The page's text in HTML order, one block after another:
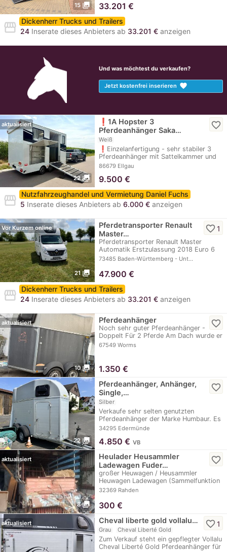
15 photo_library 33.201 €
storefront
Dickenherr Trucks und Trailers
24 Inserate dieses Anbieters ab 33.201 € anzeigen
Und was möchtest du verkaufen?
Jetzt kostenfrei inserieren favorite
22 photo_library
aktualisiert
❗️1A Hopster 3
Pferdeanhänger Saka…
Weiß
❗️Einzelanfertigung - sehr stabiler 3
Pferdeanhänger mit Sattelkammer und
Platz für…
86679 Ellgau
favorite_border
9.500 €
storefront
Nutzfahrzeughandel und Vermietung Daniel Fuchs
5 Inserate dieses Anbieters ab 6.000 € anzeigen
21 photo_library
Vor Kurzem online
Pferdetransporter Renault
Master…
Pferdetransporter Renault Master
Automatik Erstzulassung 2018 Euro 6
Norm Nur…
73485 Baden-Württemberg - Unt…
favorite_border1
47.900 €
storefront
Dickenherr Trucks und Trailers
24 Inserate dieses Anbieters ab 33.201 € anzeigen
10 photo_library
aktualisiert Pferdeanhänger
Noch sehr guter Pferdeanhänger -
Doppelt Für 2 Pferde Am Dach wurde er
mal leicht…
67549 Worms
favorite_border
1.350 €
22 photo_library
Pferdeanhänger, Anhänger,
Single,…
Silber
Verkaufe sehr selten genutzten
Pferdeanhänger der Marke Humbaur. Es
ist ein…
34295 Edermünde
favorite_border
4.850 € VB
8 photo_library
aktualisiert
Heulader Heusammler
Ladewagen Fuder…
großer Heuwagen / Heusammler
Heuwagen Ladewagen (Sammelfunktion
defekt - vermutl.…
32369 Rahden
favorite_border
300 €
aktualisiert Cheval liberte gold vollalu…
Grau Cheval Liberté Gold
Zum Verkauf steht ein gepflegter Vollalu
Cheval Liberté Gold Pferdeanhänger für
favorite_border1